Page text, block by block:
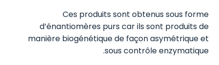
Ces produits sont obtenus sous forme
d’énantiomères purs car ils sont produits de
manière biogénétique de façon asymétrique et
sous contrôle enzymatique.